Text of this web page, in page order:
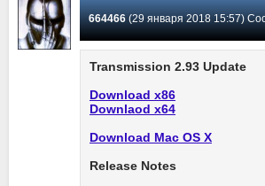
664466(29 января 2018 15:57) Сообщение
Transmission 2.93 Update
Download x86
Downlaod x64
Download Mac OS X
Release Notes